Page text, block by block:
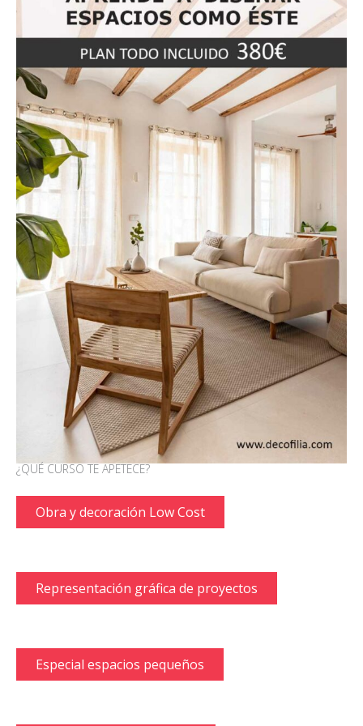
¿QUÉ CURSO TE APETECE?
Obra y decoración Low Cost
Representación gráfica de proyectos
Especial espacios pequeños